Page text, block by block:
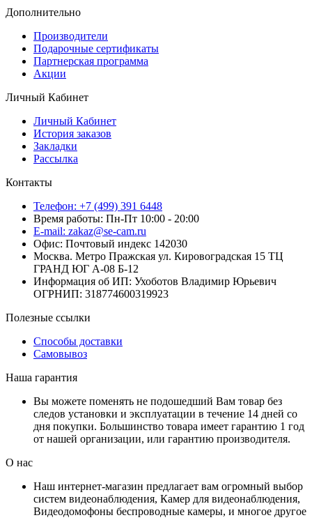
Дополнительно
Производители
Подарочные сертификаты
Партнерская программа
Акции
Личный Кабинет
Личный Кабинет
История заказов
Закладки
Рассылка
Контакты
Телефон: +7 (499) 391 6448
Время работы: Пн-Пт 10:00 - 20:00
E-mail: zakaz@se-cam.ru
Офис: Почтовый индекс 142030
Москва. Метро Пражская ул. Кировоградская 15 ТЦ
ГРАНД ЮГ А-08 Б-12
Информация об ИП: Ухоботов Владимир Юрьевич
ОГРНИП: 318774600319923
Полезные ссылки
Способы доставки
Самовывоз
Наша гарантия
Вы можете поменять не подошедший Вам товар без
следов установки и эксплуатации в течение 14 дней со
дня покупки. Большинство товара имеет гарантию 1 год
от нашей организации, или гарантию производителя.
О нас
Наш интернет-магазин предлагает вам огромный выбор
систем видеонаблюдения, Камер для видеонаблюдения,
Видеодомофоны беспроводные камеры, и многое другое